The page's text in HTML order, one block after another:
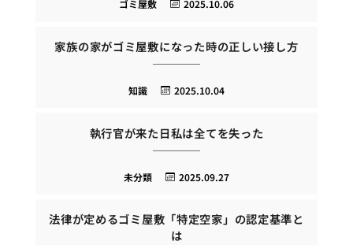
2025.10.06
ゴミ屋敷
家族の家がゴミ屋敷になった時の正しい接し方
2025.10.04
知識
執行官が来た日私は全てを失った
2025.09.27
未分類
法律が定めるゴミ屋敷「特定空家」の認定基準と
は